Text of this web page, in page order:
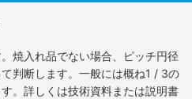
焼入れ品でない場合、ピッチ円径
判断します。一般には概ね1 / 3の
。詳しくは技術資料または説明書